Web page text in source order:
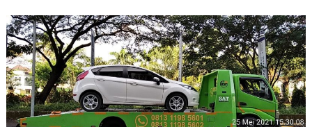
r
w
a
k
a
r
t
a
0